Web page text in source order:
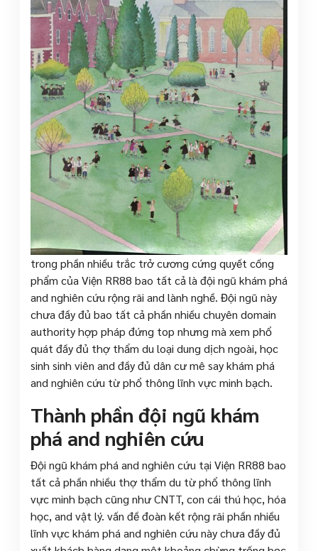
trong phần nhiều trắc trở cương cứng quyết cống
phẩm của Viện RR88 bao tất cả là đội ngũ khám phá
and nghiên cứu rộng rãi and lành nghề. Đội ngũ này
chưa đầy đủ bao tất cả phần nhiều chuyên domain
authority hợp pháp đứng top nhưng mà xem phổ
quát đầy đủ thợ thẩm du loại dung dịch ngoài, học
sinh sinh viên and đầy đủ dân cư mê say khám phá
and nghiên cứu từ phổ thông lĩnh vực minh bạch.
Thành phần đội ngũ khám
phá and nghiên cứu
Đội ngũ khám phá and nghiên cứu tại Viện RR88 bao
tất cả phần nhiều thợ thẩm du từ phổ thông lĩnh
vực minh bạch cũng như CNTT, con cái thú học, hóa
học, and vật lý. vấn đề đoàn kết rộng rãi phần nhiều
lĩnh vực khám phá and nghiên cứu này chưa đầy đủ